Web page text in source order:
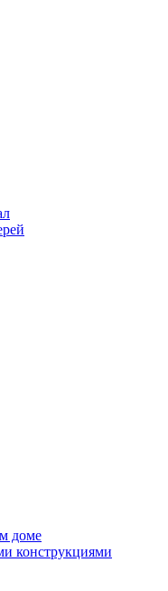
доме
конструкциями